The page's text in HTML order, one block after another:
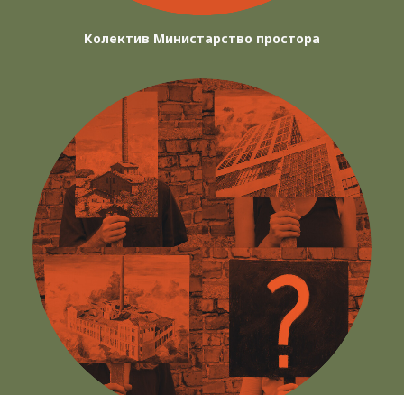
Колектив Министарство простора